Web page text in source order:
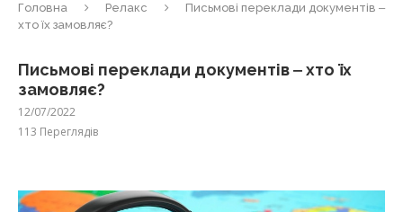
Головна Релакс
Письмові переклади документів ‒
хто їх замовляє?
Письмові переклади документів ‒ хто їх
замовляє?
12/07/2022
113 Переглядів